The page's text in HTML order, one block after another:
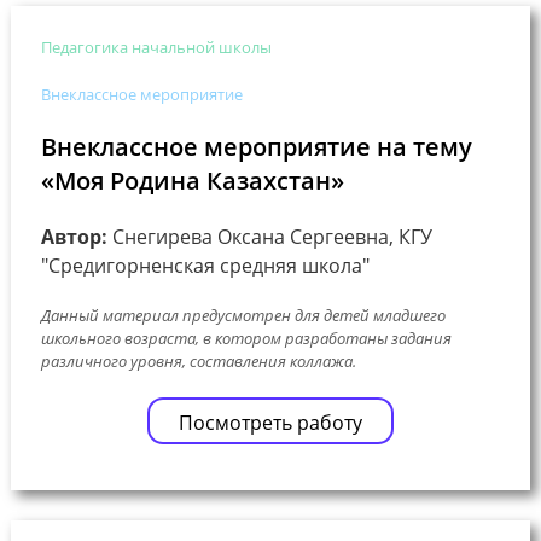
Педагогика начальной школы
Внеклассное мероприятие
Внеклассное мероприятие на тему
«Моя Родина Казахстан»
Автор: Снегирева Оксана Сергеевна, КГУ
"Средигорненская средняя школа"
Данный материал предусмотрен для детей младшего
школьного возраста, в котором разработаны задания
различного уровня, составления коллажа.
Посмотреть работу